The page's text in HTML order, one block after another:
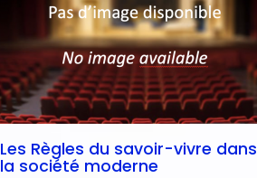
Les Règles du savoir-vivre dans
la société moderne